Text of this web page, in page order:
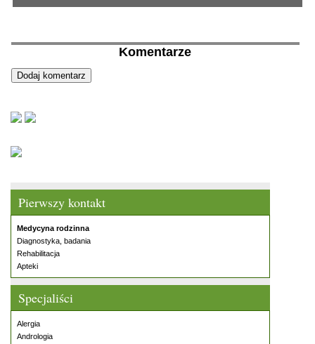
Pierwszy kontakt
Medycyna rodzinna
Diagnostyka, badania
Rehabilitacja
Apteki
Specjaliści
Alergia
Andrologia
Komentarze